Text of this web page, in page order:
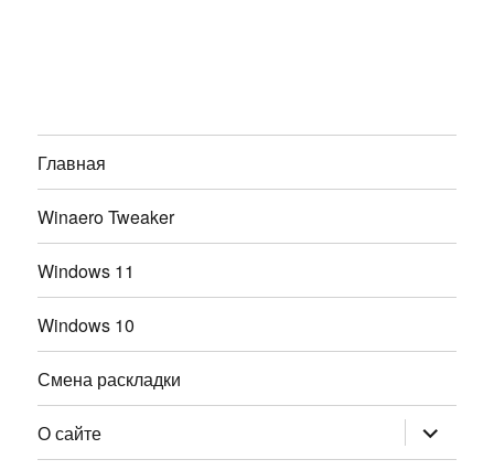
Главная
Winaero Tweaker
Windows 11
Windows 10
Смена раскладки
О сайте раскрыть
дочернее
меню